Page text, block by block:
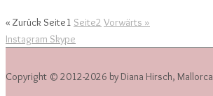
« Zurück Seite1 Seite2 Vorwärts »
Instagram Skype
Copyright © 2012-2026 by Diana Hirsch, Mallorca